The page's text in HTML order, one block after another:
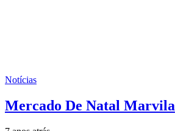
Notícias
Mercado De Natal Marvila